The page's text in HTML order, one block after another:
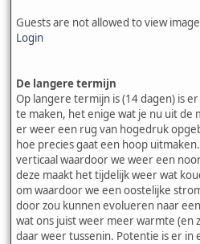
Guests are not allowed to view
Login
De langere termijn
Op langere termijn is (14 dagen) is
te maken, het enige wat je nu uit de
er weer een rug van hogedruk
hoe precies gaat een hoop
verticaal waardoor we weer een
deze maakt het tijdelijk weer wat
om waardoor we een oostelijke
door zou kunnen evolueren naar
wat ons juist weer meer warmte (en
daar weer tussenin. Potentie is er in